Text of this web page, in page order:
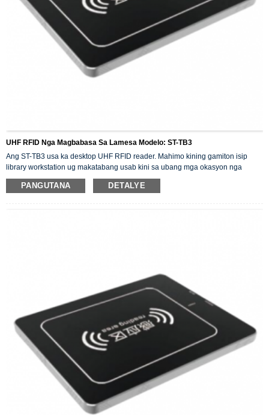
UHF RFID Nga Magbabasa Sa Lamesa Modelo: ST-TB3
Ang ST-TB3 usa ka desktop UHF RFID reader. Mahimo kining gamiton isip
library workstation ug makatabang usab kini sa ubang mga okasyon nga
kinahanglan basahon ug sulatan ang mga RFID tag.
Kini naggamit ug Impinj R2000 high-performance RFID chip, nagsuporta sa
PANGUTANA DETALYE